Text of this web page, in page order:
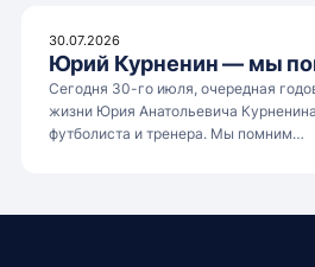
30.07.2026
Юрий Курненин — мы
Сегодня 30-го июля, очередная
жизни Юрия Анатольевича
футболиста и тренера. Мы помним…